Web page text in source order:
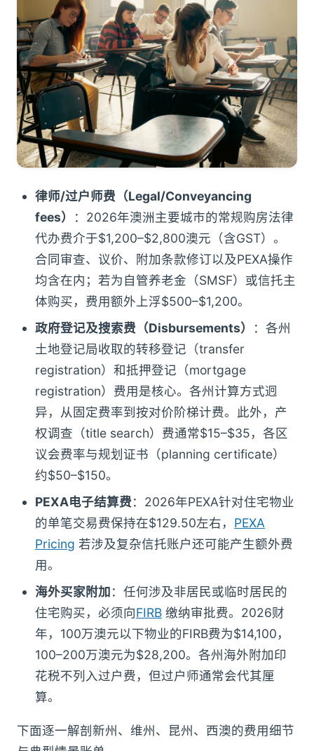
律师/过户师费（Legal/Conveyancing
fees）
：2026年澳洲主要城市的常规购房法律
代办费介于$1,200–$2,800澳元（含GST）。
合同审查、议价、附加条款修订以及PEXA操作
均含在内；若为自管养老金（SMSF）或信托主
体购买，费用额外上浮$500–$1,200。
政府登记及搜索费（Disbursements）
：各州
土地登记局收取的转移登记（transfer
registration）和抵押登记（mortgage
registration）费用是核心。各州计算方式迥
异，从固定费率到按对价阶梯计费。此外，产
权调查（title search）费通常$15–$35，各区
议会费率与规划证书（planning certificate）
约$50–$150。
PEXA电子结算费：2026年PEXA针对住宅物业
的单笔交易费保持在$129.50左右， PEXA
Pricing 若涉及复杂信托账户还可能产生额外费
用。
海外买家附加：任何涉及非居民或临时居民的
住宅购买，必须向FIRB 缴纳审批费。2026财
年，100万澳元以下物业的FIRB费为$14,100，
100–200万澳元为$28,200。各州海外附加印
花税不列入过户费，但过户师通常会代其厘
算。
下面逐一解剖新州、维州、昆州、西澳的费用细节